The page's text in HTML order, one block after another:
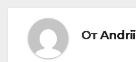
ОтAndrii